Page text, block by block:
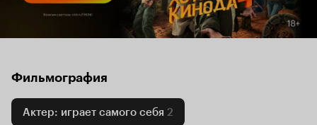
Фильмография
Актер: играет самого себя 2